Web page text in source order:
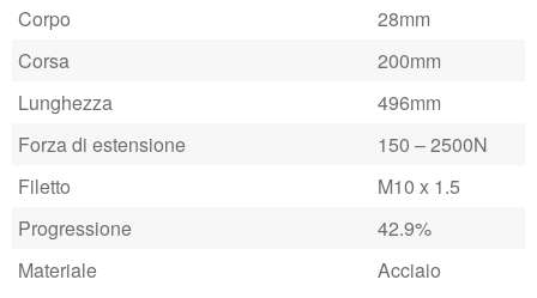
Corpo
28mm
Corsa
200mm
Lunghezza
496mm
Forza di estensione
150 – 2500N
Filetto
M10 x 1.5
Progressione
42.9%
Materiale
Acciaio